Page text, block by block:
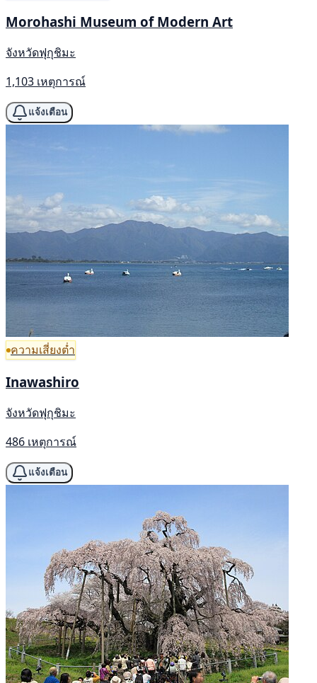
Morohashi Museum of Modern Art
จังหวัดฟุกุชิมะ
1,103 เหตุการณ์
แจ้งเตือน
ความเสี่ยงต่ำ
Inawashiro
จังหวัดฟุกุชิมะ
486 เหตุการณ์
แจ้งเตือน